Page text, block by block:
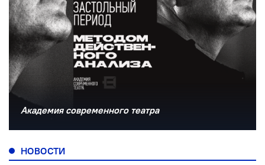
Академия современного театра
НОВОСТИ